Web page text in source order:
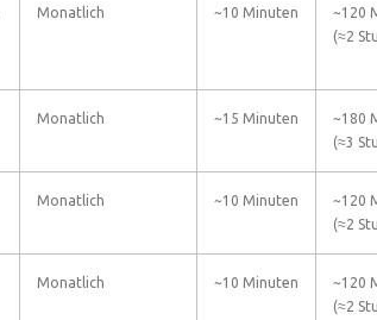
Monatlich ~10 Minuten
~120
(≈2
Monatlich ~15 Minuten
~180
(≈3
Monatlich ~10 Minuten
~120
(≈2
Monatlich ~10 Minuten
~120
(≈2